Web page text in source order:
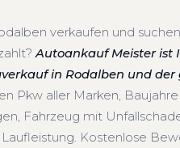
verkaufen und
Autoankauf Meister ist
in Rodalben und der
Pkw aller Marken,
Fahrzeug mit
Kostenlose